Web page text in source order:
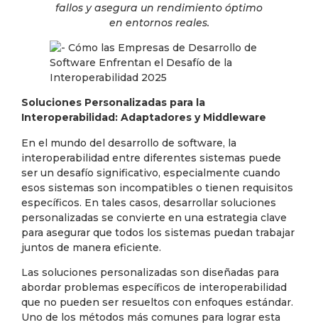
fallos y asegura un rendimiento óptimo
en entornos reales.
Soluciones Personalizadas para la
Interoperabilidad: Adaptadores y Middleware
En el mundo del desarrollo de software, la
interoperabilidad entre diferentes sistemas puede
ser un desafío significativo, especialmente cuando
esos sistemas son incompatibles o tienen requisitos
específicos. En tales casos, desarrollar soluciones
personalizadas se convierte en una estrategia clave
para asegurar que todos los sistemas puedan trabajar
juntos de manera eficiente.
Las soluciones personalizadas son diseñadas para
abordar problemas específicos de interoperabilidad
que no pueden ser resueltos con enfoques estándar.
Uno de los métodos más comunes para lograr esta